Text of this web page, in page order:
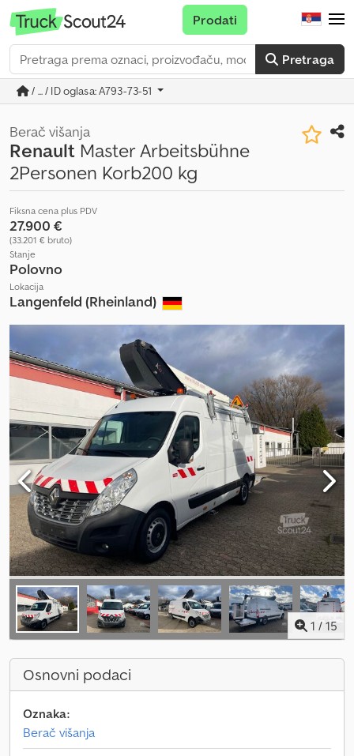
Pretraga
Prodati
/ ... / ID oglasa: A793-73-51
Berač višanja
Renault Master Arbeitsbühne
2Personen Korb200 kg
Fiksna cena plus PDV
27.900 €
(33.201 € bruto)
Stanje
Polovno
Lokacija
Langenfeld (Rheinland)
1 / 15
Osnovni podaci
Oznaka:
Berač višanja